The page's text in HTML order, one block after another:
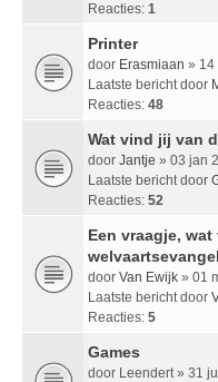
Reacties: 1
Printer
door Erasmiaan » 14
Laatste bericht door
Reacties: 48
Wat vind jij van
door Jantje » 03 jan
Laatste bericht door
Reacties: 52
Een vraagje,
door Van Ewijk » 01
Laatste bericht door
Reacties: 5
Games
door Leendert » 31